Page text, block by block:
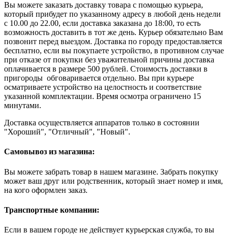
Вы можете заказать доставку товара с помощью курьера,
который прибудет по указанному адресу в любой день недели
с 10.00 до 22.00, если доставка заказана до 18:00, то есть
возможность доставить в тот же день. Курьер обязательно Вам
позвонит перед выездом. Доставка по городу предоставляется
бесплатно, если вы покупаете устройство, в противном случае
при отказе от покупки без уважительной причины доставка
оплачивается в размере 500 рублей. Стоимость доставки в
пригороды обговаривается отдельно. Вы при курьере
осматриваете устройство на целостность и соответствие
указанной комплектации. Время осмотра ограничено 15
минутами.
Доставка осуществляется аппаратов только в состоянии
"Хороший", "Отличный", "Новый".
Самовывоз из магазина:
Вы можете забрать товар в нашем магазине. Забрать покупку
может ваш друг или родственник, который знает номер и имя,
на кого оформлен заказ.
Транспортные компании:
Если в вашем городе не действует курьерская служба, то вы